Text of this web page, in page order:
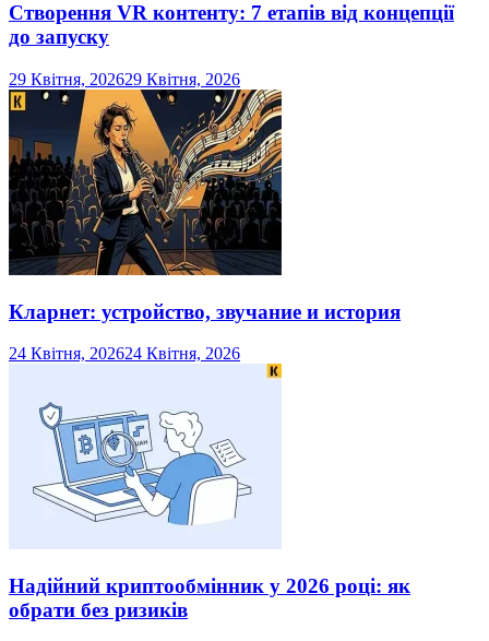
Створення VR контенту: 7 етапів від концепції
до запуску
29 Квітня, 202629 Квітня, 2026
Кларнет: устройство, звучание и история
24 Квітня, 202624 Квітня, 2026
Надійний криптообмінник у 2026 році: як
обрати без ризиків